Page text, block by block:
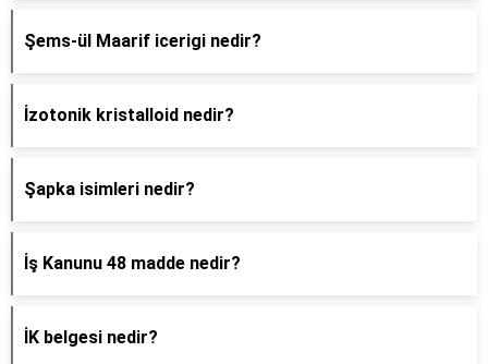
Şems-ül Maarif icerigi nedir?
İzotonik kristalloid nedir?
Şapka isimleri nedir?
İş Kanunu 48 madde nedir?
İK belgesi nedir?